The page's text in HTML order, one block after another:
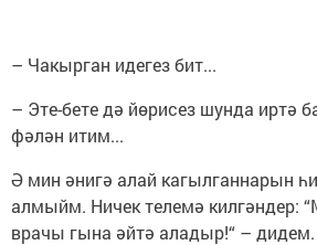
– Чакырган идегез бит...
– Эте-бете дә йөрисез шунда иртә
фәлән итим...
Ә мин әнигә алай кагылганнарын
алмыйм. Ничек телемә килгәндер:
врачы гына әйтә аладыр!“ – дидем.